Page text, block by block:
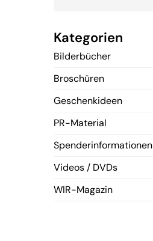
Kategorien
Bilderbücher
Broschüren
Geschenkideen
PR-Material
Spenderinformationen
Videos / DVDs
WIR-Magazin